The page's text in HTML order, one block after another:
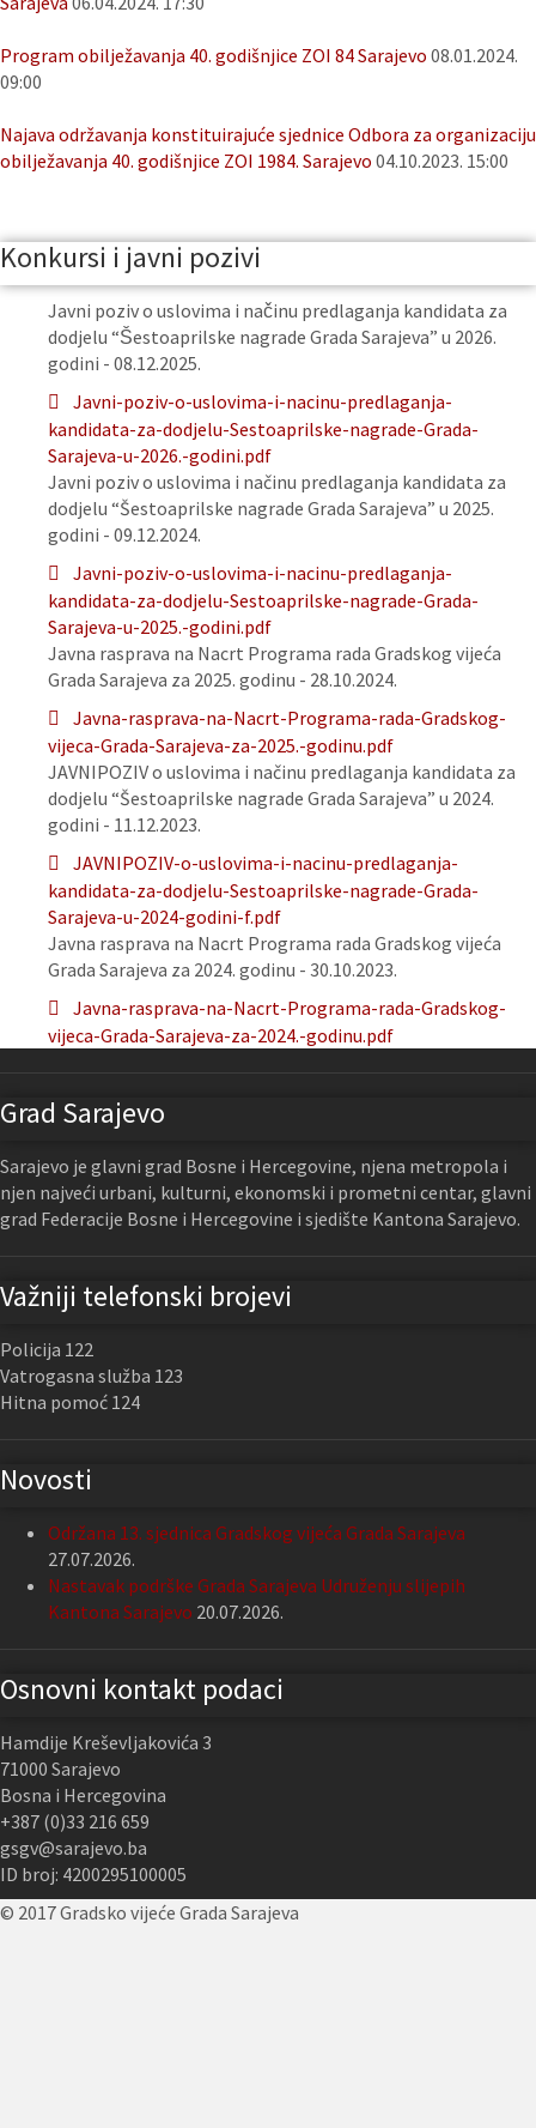
Program obilježavanja 40. godišnjice ZOI 84 Sarajevo 08.01.2024.
09:00
Najava održavanja konstituirajuće sjednice Odbora za organizaciju
obilježavanja 40. godišnjice ZOI 1984. Sarajevo 04.10.2023. 15:00
Konkursi i javni pozivi
Javni poziv o uslovima i načinu predlaganja kandidata za
dodjelu “Šestoaprilske nagrade Grada Sarajeva” u 2026.
godini - 08.12.2025.
Javni-poziv-o-uslovima-i-nacinu-predlaganja-
kandidata-za-dodjelu-Sestoaprilske-nagrade-Grada-
Sarajeva-u-2026.-godini.pdf
Javni poziv o uslovima i načinu predlaganja kandidata za
dodjelu “Šestoaprilske nagrade Grada Sarajeva” u 2025.
godini - 09.12.2024.
Javni-poziv-o-uslovima-i-nacinu-predlaganja-
kandidata-za-dodjelu-Sestoaprilske-nagrade-Grada-
Sarajeva-u-2025.-godini.pdf
Javna rasprava na Nacrt Programa rada Gradskog vijeća
Grada Sarajeva za 2025. godinu - 28.10.2024.
Javna-rasprava-na-Nacrt-Programa-rada-Gradskog-
vijeca-Grada-Sarajeva-za-2025.-godinu.pdf
JAVNIPOZIV o uslovima i načinu predlaganja kandidata za
dodjelu “Šestoaprilske nagrade Grada Sarajeva” u 2024.
godini - 11.12.2023.
JAVNIPOZIV-o-uslovima-i-nacinu-predlaganja-
kandidata-za-dodjelu-Sestoaprilske-nagrade-Grada-
Sarajeva-u-2024-godini-f.pdf
Javna rasprava na Nacrt Programa rada Gradskog vijeća
Grada Sarajeva za 2024. godinu - 30.10.2023.
Javna-rasprava-na-Nacrt-Programa-rada-Gradskog-
vijeca-Grada-Sarajeva-za-2024.-godinu.pdf
Grad Sarajevo
Sarajevo je glavni grad Bosne i Hercegovine, njena metropola i
njen najveći urbani, kulturni, ekonomski i prometni centar, glavni
grad Federacije Bosne i Hercegovine i sjedište Kantona Sarajevo.
Važniji telefonski brojevi
Policija 122
Vatrogasna služba 123
Hitna pomoć 124
Novosti
Održana 13. sjednica Gradskog vijeća Grada Sarajeva
27.07.2026.
Nastavak podrške Grada Sarajeva Udruženju slijepih
Kantona Sarajevo 20.07.2026.
Osnovni kontakt podaci
Hamdije Kreševljakovića 3
71000 Sarajevo
Bosna i Hercegovina
+387 (0)33 216 659
gsgv@sarajevo.ba
ID broj: 4200295100005
© 2017 Gradsko vijeće Grada Sarajeva